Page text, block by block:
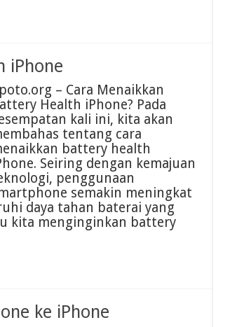
iPhone
– Cara Menaikkan
Health iPhone? Pada
kali ini, kita akan
tentang cara
battery health
Seiring dengan kemajuan
penggunaan
semakin meningkat
daya tahan baterai yang
kita menginginkan battery
ke iPhone